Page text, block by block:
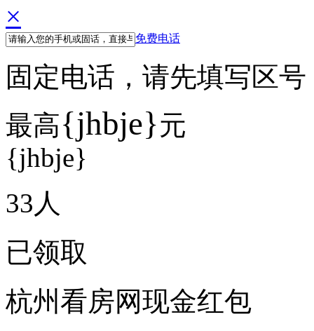
×
免费电话
固定电话，请先填写区
最高{jhbje}元
{jhbje}
33 人
已领取
杭州看房网现金红包